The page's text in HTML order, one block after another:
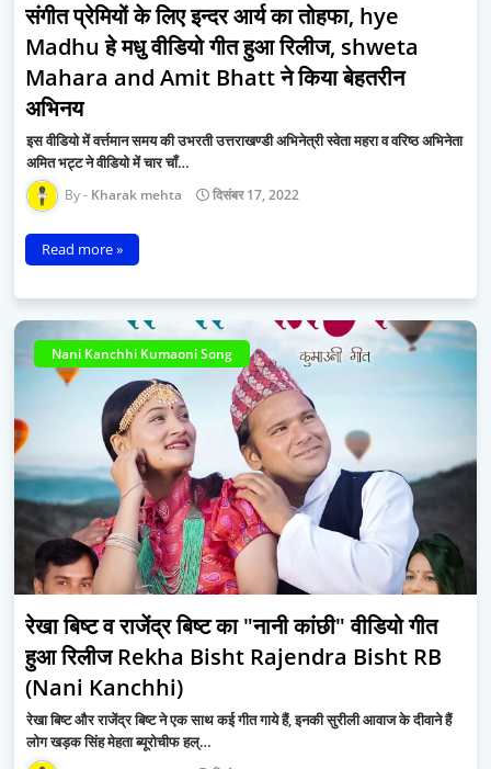
संगीत प्रेमियों के लिए इन्दर आर्य का तोहफा, hye
Madhu हे मधु वीडियो गीत हुआ रिलीज, shweta
Mahara and Amit Bhatt ने किया बेहतरीन
अभिनय
इस वीडियो में वर्त्तमान समय की उभरती उत्तराखण्डी अभिनेत्री स्वेता महरा व वरिष्ठ अभिनेता
अमित भट्ट ने वीडियो में चार चाँ…
Kharak mehta दिसंबर 17, 2022
Read more »
Nani Kanchhi Kumaoni Song
रेखा बिष्ट व राजेंद्र बिष्ट का "नानी कांछी" वीडियो गीत
हुआ रिलीज Rekha Bisht Rajendra Bisht RB
(Nani Kanchhi)
रेखा बिष्ट और राजेंद्र बिष्ट ने एक साथ कई गीत गाये हैं, इनकी सुरीली आवाज के दीवाने हैं
लोग खड़क सिंह मेहता ब्यूरोचीफ हल्…